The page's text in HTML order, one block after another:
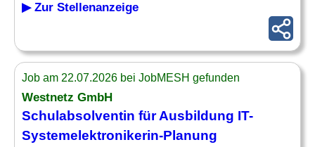
▶ Zur Stellenanzeige
Job am 22.07.2026 bei JobMESH gefunden
Westnetz GmbH
Schulabsolventin für Ausbildung IT-
Systemelektronikerin-Planung